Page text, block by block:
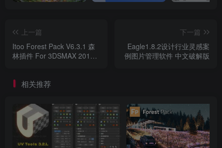
上一篇
Itoo Forest Pack V6.3.1 森
林插件 For 3DSMAX 2014 ~
下一篇
Eagle1.8.2设计行业灵感案
例图片管理软件 中文破解版
相关推荐